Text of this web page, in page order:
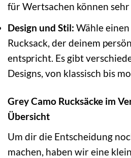
für Wertsachen können
Design und Stil: Wähle
Rucksack, der deinem
entspricht. Es gibt
Designs, von klassisch bis
Grey Camo Rucksäcke im
Übersicht
Um dir die Entscheidung
machen, haben wir eine